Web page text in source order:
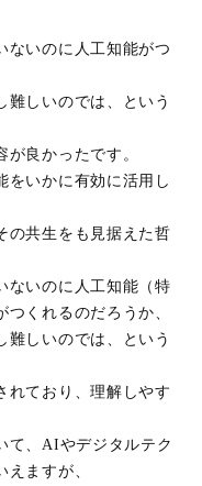
ないのに人工知能がつ
しいのでは、という
良かったです。
をいかに有効に活用し
の共生をも見据えた哲
ないのに人工知能（特
くれるのだろうか、
しいのでは、という
ており、理解しやす
て、AIやデジタルテク
ますが、